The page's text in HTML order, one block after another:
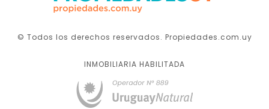
© Todos los derechos reservados. Propiedades.com.uy
INMOBILIARIA HABILITADA